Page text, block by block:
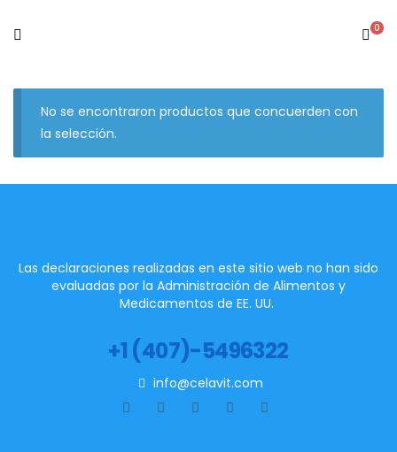
0
No se encontraron productos que concuerden con
la selección.
Las declaraciones realizadas en este sitio web no han sido
evaluadas por la Administración de Alimentos y
Medicamentos de EE. UU.
+1 (407)-5496322
info@celavit.com